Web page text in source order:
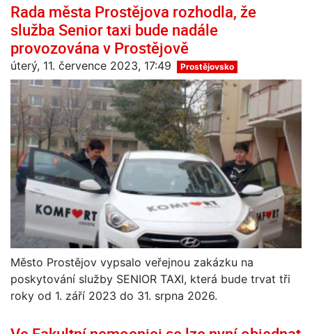
Rada města Prostějova rozhodla, že
služba Senior taxi bude nadále
provozována v Prostějově
úterý, 11. července 2023, 17:49 Prostějovsko
Město Prostějov vypsalo veřejnou zakázku na
poskytování služby SENIOR TAXI, která bude trvat tři
roky od 1. září 2023 do 31. srpna 2026.